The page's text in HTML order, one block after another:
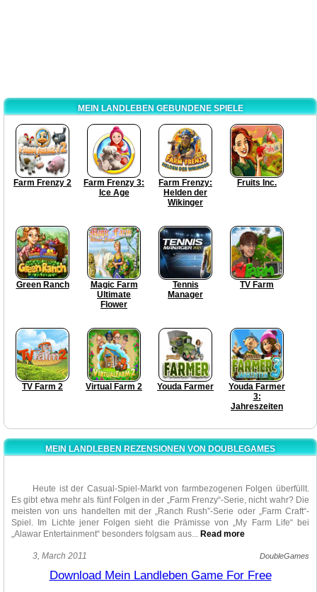
MEIN LANDLEBEN GEBUNDENE SPIELE
Farm Frenzy 2
Farm Frenzy 3:
Ice Age
Farm Frenzy:
Helden der
Wikinger
Fruits Inc.
Green Ranch
Magic Farm
Ultimate
Flower
Tennis
Manager
TV Farm
TV Farm 2 Virtual Farm 2 Youda Farmer
Youda Farmer
3:
Jahreszeiten
MEIN LANDLEBEN REZENSIONEN VON DOUBLEGAMES
Heute ist der Casual-Spiel-Markt von farmbezogenen Folgen überfüllt.
Es gibt etwa mehr als fünf Folgen in der „Farm Frenzy“-Serie, nicht wahr? Die
meisten von uns handelten mit der „Ranch Rush”-Serie oder „Farm Craft“-
Spiel. Im Lichte jener Folgen sieht die Prämisse von „My Farm Life“ bei
„Alawar Entertainment“ besonders folgsam aus.
Read more
Aber bei der weiteren Bekanntschaft stellt sich „My Farm Life“ heraus,
Entertainment” es gelingt, mehr und mehr Twists seinen Spielen zu geben.
3, March 2011 DoubleGames
Download Mein Landleben Game For Free